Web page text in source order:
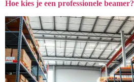
Hoe kies je een professionele beamer?